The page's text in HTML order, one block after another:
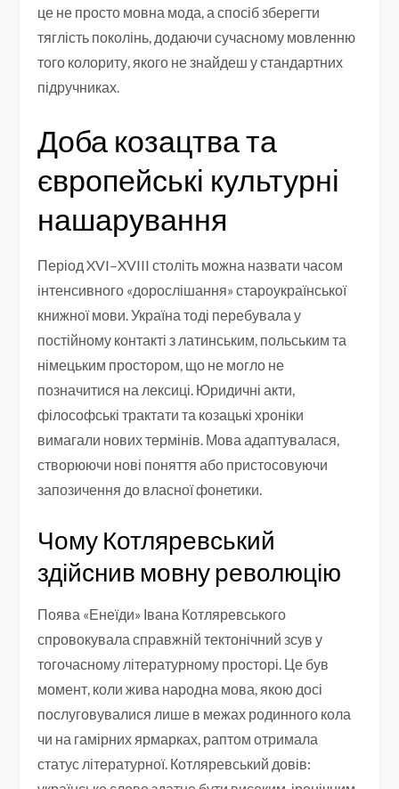
це не просто мовна мода, а спосіб зберегти
тяглість поколінь, додаючи сучасному мовленню
того колориту, якого не знайдеш у стандартних
підручниках.
Доба козацтва та
європейські культурні
нашарування
Період XVI–XVIII століть можна назвати часом
інтенсивного «дорослішання» староукраїнської
книжної мови. Україна тоді перебувала у
постійному контакті з латинським, польським та
німецьким простором, що не могло не
позначитися на лексиці. Юридичні акти,
філософські трактати та козацькі хроніки
вимагали нових термінів. Мова адаптувалася,
створюючи нові поняття або пристосовуючи
запозичення до власної фонетики.
Чому Котляревський
здійснив мовну революцію
Поява «Енеїди» Івана Котляревського
спровокувала справжній тектонічний зсув у
тогочасному літературному просторі. Це був
момент, коли жива народна мова, якою досі
послуговувалися лише в межах родинного кола
чи на гамірних ярмарках, раптом отримала
статус літературної. Котляревський довів: